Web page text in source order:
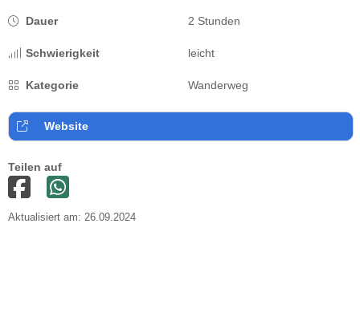
Dauer 2 Stunden
Schwierigkeit leicht
Kategorie Wanderweg
Website
Teilen auf
Aktualisiert am: 26.09.2024